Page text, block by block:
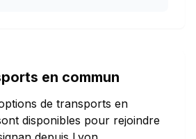
en commun
de transports en
disponibles pour rejoindre